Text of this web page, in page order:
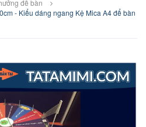
để bàn
- Kiểu dáng ngang Kệ Mica A4 để bàn